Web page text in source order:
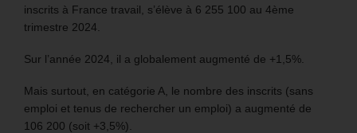
inscrits à France travail, s’élève à 6 255 100 au 4ème
trimestre 2024.
Sur l’année 2024, il a globalement augmenté de +1,5%.
Mais surtout, en catégorie A, le nombre des inscrits (sans
emploi et tenus de rechercher un emploi) a augmenté de
106 200 (soit +3,5%).